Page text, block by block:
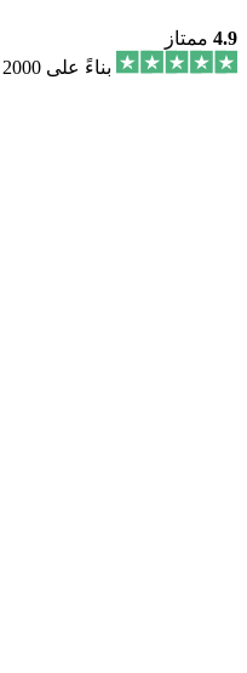
4.9 ممتاز
بناءً على 2000 تقييم